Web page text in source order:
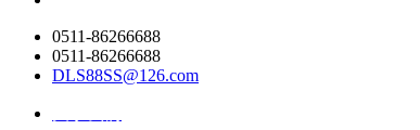
0511-86266688
0511-86266688
DLS88SS@126.com